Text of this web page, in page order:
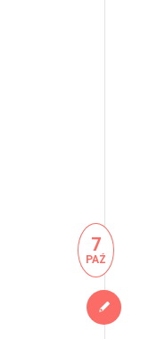
7
PAŹ